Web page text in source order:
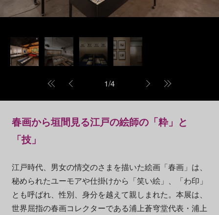
1/4
春画から垣間見る江戸の絵師の「粋」と
「技」
江戸時代、男女の情交のさまを描いた絵画「春画」は、
秘められたユーモアや仕掛けから「笑い絵」、「わ印」
とも呼ばれ、性別、身分を越えて親しまれた。本展は、
世界屈指の春画コレクターである浦上蒼穹堂代表・浦上